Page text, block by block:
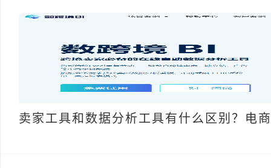
卖家工具和数据分析工具有什么区别？电